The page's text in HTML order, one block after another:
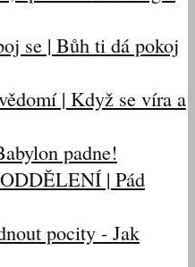
se | Bůh ti dá pokoj
| Když se víra a
padne!
| Pád
pocity - Jak